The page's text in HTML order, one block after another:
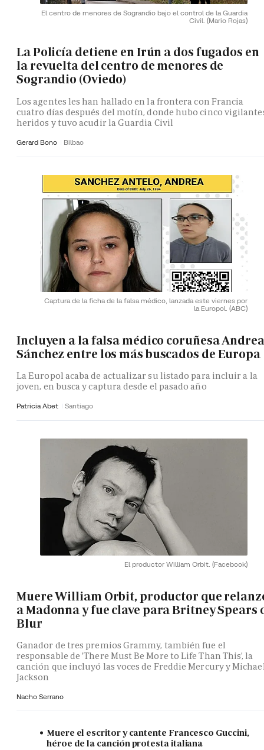
El centro de menores de Sograndio bajo el control de la Guardia
Civil. (Mario Rojas)
La Policía detiene en Irún a dos fugados en
la revuelta del centro de menores de
Sograndio (Oviedo)
Los agentes les han hallado en la frontera con Francia
cuatro días después del motín, donde hubo cinco
heridos y tuvo acudir la Guardia Civil
Gerard Bono Bilbao
Captura de la ficha de la falsa médico, lanzada este viernes por
la Europol. (ABC)
Incluyen a la falsa médico coruñesa Andrea
Sánchez entre los más buscados de Europa
La Europol acaba de actualizar su listado para incluir a la
joven, en busca y captura desde el pasado año
Patricia Abet Santiago
El productor William Orbit. (Facebook)
Muere William Orbit, productor que
a Madonna y fue clave para Britney Spears
Blur
Ganador de tres premios Grammy, también fue el
responsable de 'There Must Be More to Life Than This', la
canción que incluyó las voces de Freddie Mercury y
Jackson
Nacho Serrano
Muere el escritor y cantente Francesco Guccini,
héroe de la canción protesta italiana